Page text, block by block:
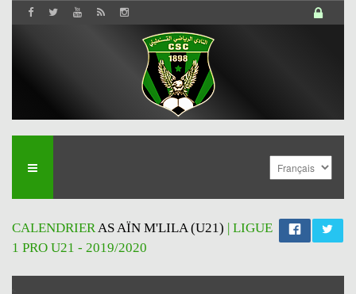
CALENDRIERAS AÏN M'LILA (U21) | LIGUE
1 PRO U21 - 2019/2020